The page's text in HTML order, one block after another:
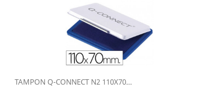
TAMPON Q-CONNECT N2 110X70...